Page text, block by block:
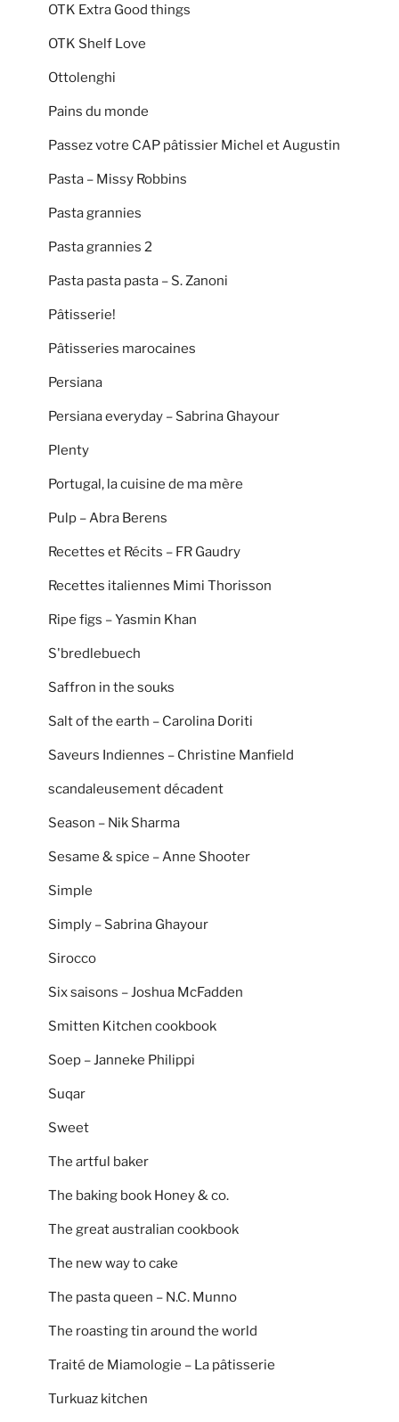
OTK Extra Good things
OTK Shelf Love
Ottolenghi
Pains du monde
Passez votre CAP pâtissier Michel et Augustin
Pasta – Missy Robbins
Pasta grannies
Pasta grannies 2
Pasta pasta pasta – S. Zanoni
Pâtisserie!
Pâtisseries marocaines
Persiana
Persiana everyday – Sabrina Ghayour
Plenty
Portugal, la cuisine de ma mère
Pulp – Abra Berens
Recettes et Récits – FR Gaudry
Recettes italiennes Mimi Thorisson
Ripe figs – Yasmin Khan
S'bredlebuech
Saffron in the souks
Salt of the earth – Carolina Doriti
Saveurs Indiennes – Christine Manfield
scandaleusement décadent
Season – Nik Sharma
Sesame & spice – Anne Shooter
Simple
Simply – Sabrina Ghayour
Sirocco
Six saisons – Joshua McFadden
Smitten Kitchen cookbook
Soep – Janneke Philippi
Suqar
Sweet
The artful baker
The baking book Honey & co.
The great australian cookbook
The new way to cake
The pasta queen – N.C. Munno
The roasting tin around the world
Traité de Miamologie – La pâtisserie
Turkuaz kitchen